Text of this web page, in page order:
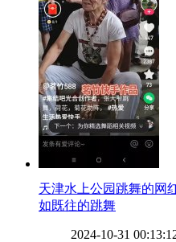
天津水上公园跳舞的网
如既往的跳舞
2024-10-31